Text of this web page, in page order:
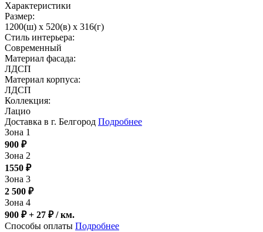
Характеристики
Размер:
1200(ш) x 520(в) x 316(г)
Стиль интерьера:
Современный
Материал фасада:
ЛДСП
Материал корпуса:
ЛДСП
Коллекция:
Лацио
Доставка в г. Белгород Подробнее
Зона 1
900 ₽
Зона 2
1550 ₽
Зона 3
2 500 ₽
Зона 4
900 ₽ + 27 ₽/ км.
Способы оплаты Подробнее